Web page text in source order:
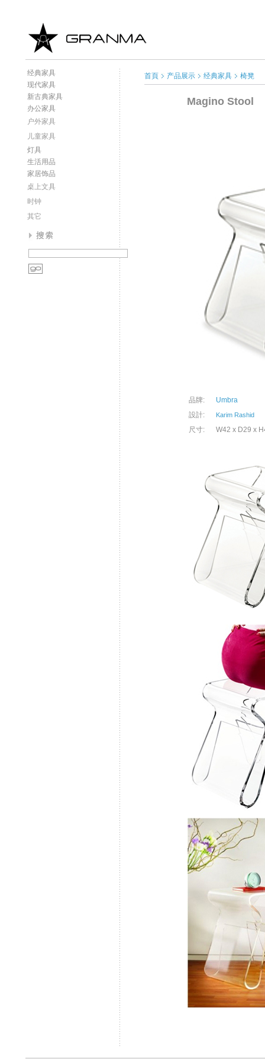
经典家具
现代家具
新古典家具
办公家具
户外家具
儿童家具
灯具
生活用品
家居饰品
桌上文具
时钟
其它
首頁 产品展示 经典家具 椅凳
Magino Stool
品牌:
Umbra
設計:
Karim Rashid
尺寸: W42 x D29 x